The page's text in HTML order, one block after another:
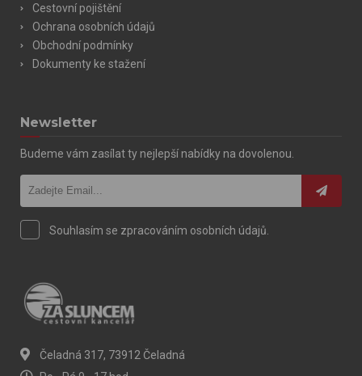
Cestovní pojištění
Ochrana osobních údajů
Obchodní podmínky
Dokumenty ke stažení
Newsletter
Budeme vám zasílat ty nejlepší nabídky na dovolenou.
Souhlasím se zpracováním osobních údajů.
Čeladná 317, 73912 Čeladná